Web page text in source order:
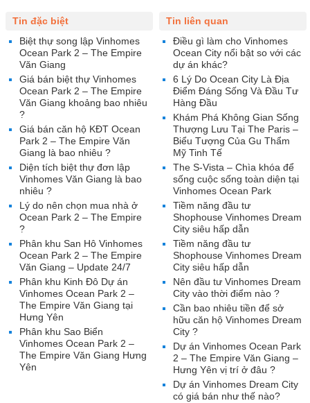
Tin liên quan
Điều gì làm cho Vinhomes
Ocean City nổi bật so với các
dự án khác?
6 Lý Do Ocean City Là Địa
Điểm Đáng Sống Và Đầu Tư
Hàng Đầu
Khám Phá Không Gian Sống
Thượng Lưu Tại The Paris –
Biểu Tượng Của Gu Thẩm
Mỹ Tinh Tế
The S-Vista – Chìa khóa để
sống cuộc sống toàn diện tại
Vinhomes Ocean Park
Tiềm năng đầu tư
Shophouse Vinhomes Dream
City siêu hấp dẫn
Tiềm năng đầu tư
Shophouse Vinhomes Dream
City siêu hấp dẫn
Nên đầu tư Vinhomes Dream
City vào thời điểm nào ?
Cần bao nhiêu tiền để sở
hữu căn hộ Vinhomes Dream
City ?
Dự án Vinhomes Ocean Park
2 – The Empire Văn Giang –
Hưng Yên vị trí ở đâu ?
Dự án Vinhomes Dream City
có giá bán như thế nào?
Tin đặc biệt
Biệt thự song lập Vinhomes
Ocean Park 2 – The Empire
Văn Giang
Giá bán biệt thự Vinhomes
Ocean Park 2 – The Empire
Văn Giang khoảng bao nhiêu
?
Giá bán căn hộ KĐT Ocean
Park 2 – The Empire Văn
Giang là bao nhiêu ?
Diện tích biệt thự đơn lập
Vinhomes Văn Giang là bao
nhiêu ?
Lý do nên chọn mua nhà ở
Ocean Park 2 – The Empire
?
Phân khu San Hô Vinhomes
Ocean Park 2 – The Empire
Văn Giang – Update 24/7
Phân khu Kinh Đô Dự án
Vinhomes Ocean Park 2 –
The Empire Văn Giang tại
Hưng Yên
Phân khu Sao Biển
Vinhomes Ocean Park 2 –
The Empire Văn Giang Hưng
Yên